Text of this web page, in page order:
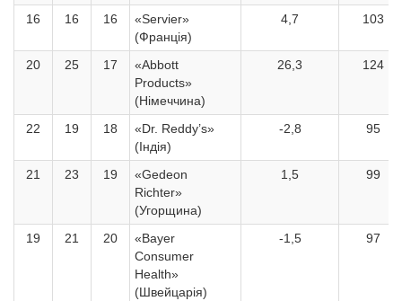
16 16 16
«Servier»
(Франція)
4,7 103
20 25 17
«Abbott
Products»
(Німеччина)
26,3 124
22 19 18
«Dr. Reddy’s»
(Індія)
-2,8 95
21 23 19
«Gedeon
Richter»
(Угорщина)
1,5 99
19 21 20
«Bayer
Consumer
Health»
(Швейцарія)
-1,5 97